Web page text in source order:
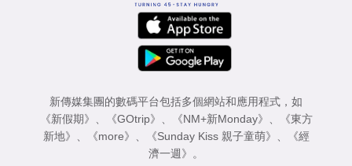
新傳媒集團的數碼平台包括多個網站和應用程式，如
《新假期》
《GOtrip》 《NM+新Monday》
《東方
新地》
《more》 《Sunday Kiss 親子童萌》
《經
濟一週》
。